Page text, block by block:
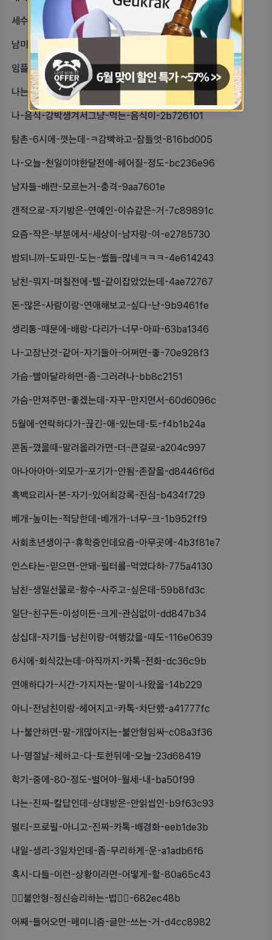
세수하기싫은데구냥잘까-49f8f92a
남미새-친구는-정말-양날의-검이다ㅎㅋ-84a0169c
임플라논-했으면-이중피임-안해도되지성-81f42461
나는-20살이고-인생-처음으로-좋아하-aac0ed45
나-음식-강박생겨서그냥-먹는-음식이-2b726101
탐촌-6시에-꼇는데-ㅋ감빡하고-잠들엇-816bd005
나-오늘-천일이야한달전에-헤어질-정도-bc236e96
남자들-배란-모르는거-충격-9aa7601e
갠적으로-자기방은-연예인-이슈같은-거-7c89891c
요즘-작은-부분에서-세상이-남자랑-여-e2785730
밤되니까-도파민-도는-썰들-많네ㅋㅋㅋ-4e614243
남친-뭐지-며칠전에-텔-같이잡았었는데-4ae72767
돈-많은-사람이랑-연애해보고-싶다-난-9b9461fe
생리통-때문에-배랑-다리가-너무-아파-63ba1346
나-고장난것-같어-자기들아-어쩌면-좋-70e928f3
가슴-빨아달라하면-좀-그러려나-bb8c2151
가슴-만져주면-좋겠는데-자꾸-만지면서-60d6096c
5월에-연락하다가-끊긴-애-있는데-토-f4b1b24a
콘돔-꼈을때-말려올라가면-더-큰걸로-a204c997
아나아아아-외모가-포기가-안됨-존잘을-d8446f6d
흑백요리사-본-자기-있어최강록-진심-b434f729
베개-높이는-적당한데-베개가-너무-크-1b952ff9
사회초년생이구-휴학중인데요즘-아무곳에-4b3f81e7
인스타는-믿으면-안돼-필터를-먹였다햐-775a4130
남친-생일선물로-향수-사주고-싶은데-59b8fd3c
일단-친구든-이성이든-크게-관심없이-dd847b34
삼십대-자기들-남친이랑-여행갔을-때도-116e0639
6시에-회식갔는데-아직까지-카톡-전화-dc36c9b
연애하다가-시간-가지자는-말이-나왔을-14b229
아니-전남친이랑-헤어지고-카톡-차단했-a41777fc
나-불안하면-말-개많아지는-불안형임싸-c08a3f36
나-명절날-체하고-다-토한뒤에-오늘-23d68419
학기-중에-80-정도-벌어야-월세-내-ba50f99
나는-진짜-칼답인데-상대방은-안읽씹인-b9f63c93
멀티-프로필-아니고-진짜-카톡-배경화-eeb1de3b
내일-생리-3일차인데-좀-무리하게-운-a1adb6f6
혹시-다들-이런-상황이라면-어떻게-할-80a65c43
❤️‍🔥불안형-정신승리하는-법❤️‍🔥-682ec48b
어째-들어오면-페미니즘-글만-쓰는-거-d4cc8982